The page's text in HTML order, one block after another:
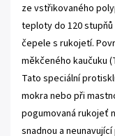
ze vstřikovaného
teploty do 120
čepele s rukojetí.
měkčeného kaučuku
Tato speciální
mokra nebo při
pogumovaná rukojeť
snadnou a